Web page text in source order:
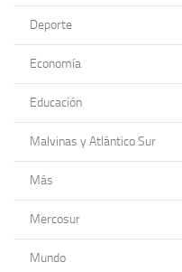
Deporte
Economía
Educación
Malvinas y Atlántico Sur
Más
Mercosur
Mundo